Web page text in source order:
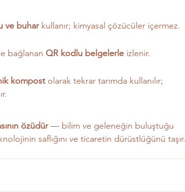
ve buhar kullanır; kimyasal çözücüler içermez.
bağlanan QR kodlu belgelerle izlenir.
kompost olarak tekrar tarımda kullanılır;
özüdür — bilim ve geleneğin buluştuğu
saflığını ve ticaretin dürüstlüğünü taşır.